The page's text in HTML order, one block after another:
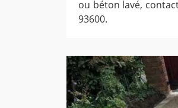
ou béton lavé,
93600.